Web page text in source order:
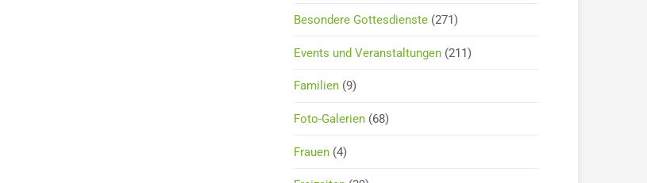
Besondere Gottesdienste(271)
Events und Veranstaltungen(211)
Familien(9)
Foto-Galerien(68)
Frauen(4)